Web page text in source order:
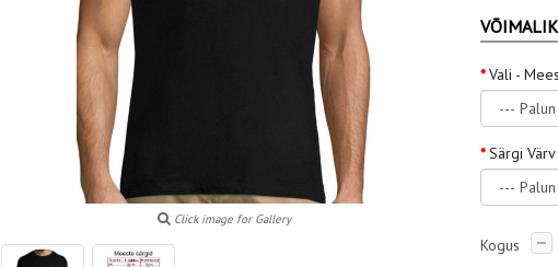
Click image for Gallery
Vali -
Särgi Värv
Kogus